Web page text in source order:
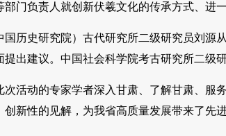
门负责人就创新伏羲文化的传承方式、进
国历史研究院）古代研究所二级研究员刘源
提出建议。中国社会科学院考古研究所二级
次活动的专家学者深入甘肃、了解甘肃、服
新性的见解，为我省高质量发展带来了先